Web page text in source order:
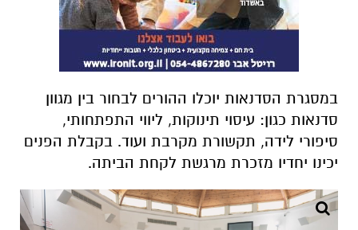
במסגרת הסדנאות יוכלו ההורים לבחור בין מגוון
סדנאות כגון: עיסוי תינוקות, ליווי התפתחותי,
סיפורי לידה, תקשורת מקרבת ועוד. בקבלת הפנים
יכינו יחדיו מזכרת מרגשת לקחת הביתה.